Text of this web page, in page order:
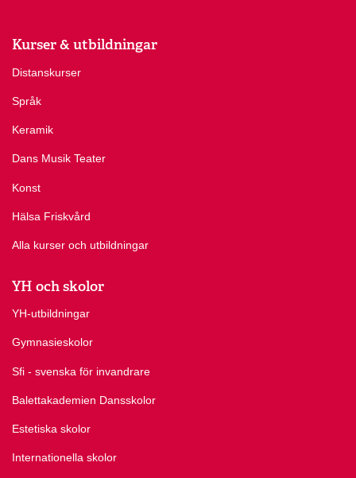
Kurser & utbildningar
Distanskurser
Språk
Keramik
Dans Musik Teater
Konst
Hälsa Friskvård
Alla kurser och utbildningar
YH och skolor
YH-utbildningar
Gymnasieskolor
Sfi - svenska för invandrare
Balettakademien Dansskolor
Estetiska skolor
Internationella skolor